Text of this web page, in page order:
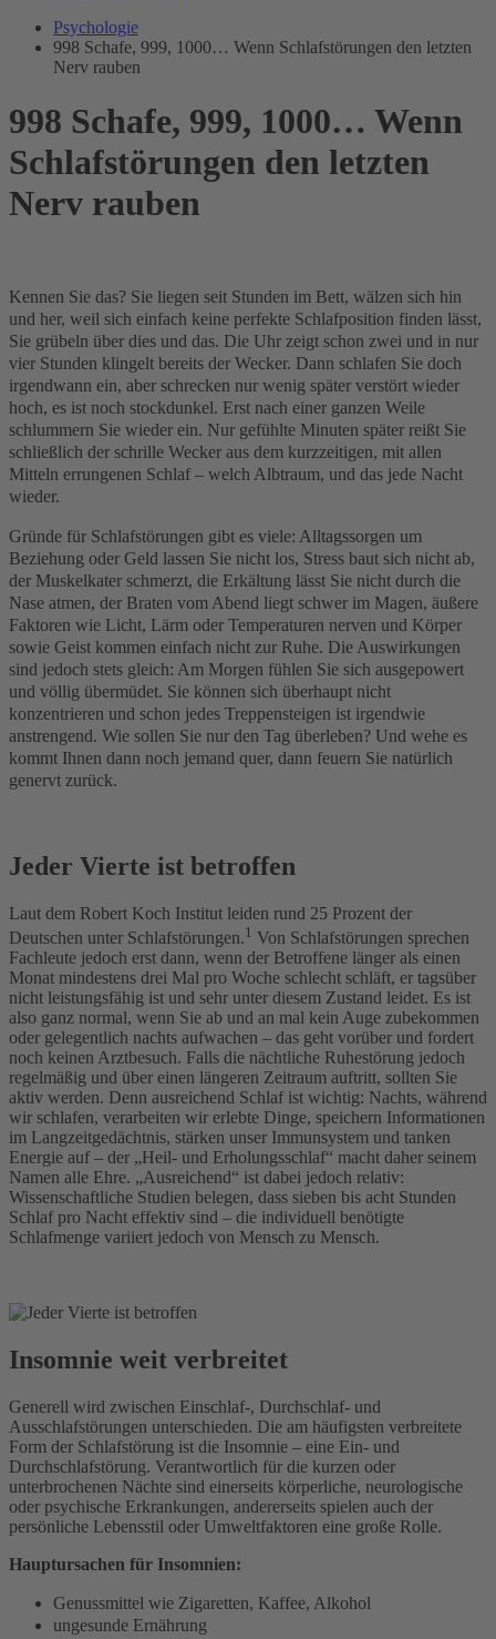
Psychologie
998 Schafe, 999, 1000… Wenn Schlafstörungen den letzten
Nerv rauben
998 Schafe, 999, 1000… Wenn
Schlafstörungen den letzten
Nerv rauben
Kennen Sie das? Sie liegen seit Stunden im Bett, wälzen sich hin
und her, weil sich einfach keine perfekte Schlafposition finden lässt,
Sie grübeln über dies und das. Die Uhr zeigt schon zwei und in nur
vier Stunden klingelt bereits der Wecker. Dann schlafen Sie doch
irgendwann ein, aber schrecken nur wenig später verstört wieder
hoch, es ist noch stockdunkel. Erst nach einer ganzen Weile
schlummern Sie wieder ein. Nur gefühlte Minuten später reißt Sie
schließlich der schrille Wecker aus dem kurzzeitigen, mit allen
Mitteln errungenen Schlaf – welch Albtraum, und das jede Nacht
wieder.
Gründe für Schlafstörungen gibt es viele: Alltagssorgen um
Beziehung oder Geld lassen Sie nicht los, Stress baut sich nicht ab,
der Muskelkater schmerzt, die Erkältung lässt Sie nicht durch die
Nase atmen, der Braten vom Abend liegt schwer im Magen, äußere
Faktoren wie Licht, Lärm oder Temperaturen nerven und Körper
sowie Geist kommen einfach nicht zur Ruhe. Die Auswirkungen
sind jedoch stets gleich: Am Morgen fühlen Sie sich ausgepowert
und völlig übermüdet. Sie können sich überhaupt nicht
konzentrieren und schon jedes Treppensteigen ist irgendwie
anstrengend. Wie sollen Sie nur den Tag überleben? Und wehe es
kommt Ihnen dann noch jemand quer, dann feuern Sie natürlich
genervt zurück.
Jeder Vierte ist betroffen
Laut dem Robert Koch Institut leiden rund 25 Prozent der
Deutschen unter Schlafstörungen.1 Von Schlafstörungen sprechen
Fachleute jedoch erst dann, wenn der Betroffene länger als einen
Monat mindestens drei Mal pro Woche schlecht schläft, er tagsüber
nicht leistungsfähig ist und sehr unter diesem Zustand leidet. Es ist
also ganz normal, wenn Sie ab und an mal kein Auge zubekommen
oder gelegentlich nachts aufwachen – das geht vorüber und fordert
noch keinen Arztbesuch. Falls die nächtliche Ruhestörung jedoch
regelmäßig und über einen längeren Zeitraum auftritt, sollten Sie
aktiv werden. Denn ausreichend Schlaf ist wichtig: Nachts, während
wir schlafen, verarbeiten wir erlebte Dinge, speichern Informationen
im Langzeitgedächtnis, stärken unser Immunsystem und tanken
Energie auf – der „Heil- und Erholungsschlaf“ macht daher seinem
Namen alle Ehre. „Ausreichend“ ist dabei jedoch relativ:
Wissenschaftliche Studien belegen, dass sieben bis acht Stunden
Schlaf pro Nacht effektiv sind – die individuell benötigte
Schlafmenge variiert jedoch von Mensch zu Mensch.
Insomnie weit verbreitet
Generell wird zwischen Einschlaf-, Durchschlaf- und
Ausschlafstörungen unterschieden. Die am häufigsten verbreitete
Form der Schlafstörung ist die Insomnie – eine Ein- und
Durchschlafstörung. Verantwortlich für die kurzen oder
unterbrochenen Nächte sind einerseits körperliche, neurologische
oder psychische Erkrankungen, andererseits spielen auch der
persönliche Lebensstil oder Umweltfaktoren eine große Rolle.
Hauptursachen für Insomnien:
Genussmittel wie Zigaretten, Kaffee, Alkohol
ungesunde Ernährung